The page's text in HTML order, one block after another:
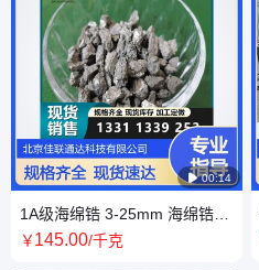
 00:14
1A级海绵锆 3-25mm 海绵锆块
银灰色锆颗粒 铁桶包装 粒度可
￥145.00/千克